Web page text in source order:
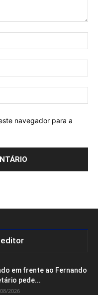
navegador para a
em frente ao Fernando
pede...
2026